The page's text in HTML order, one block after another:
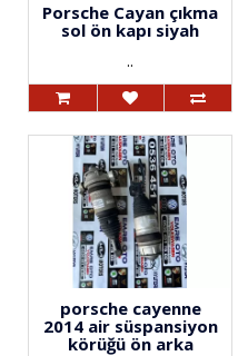
Porsche Cayan çıkma
sol ön kapı siyah
..
porsche cayenne
2014 air süspansiyon
körüğü ön arka